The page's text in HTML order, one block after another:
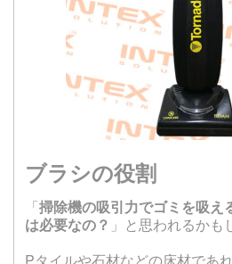
ブラシの役割
「掃除機の吸引力でゴミを吸え
は必要なの？ 」と思われるかも